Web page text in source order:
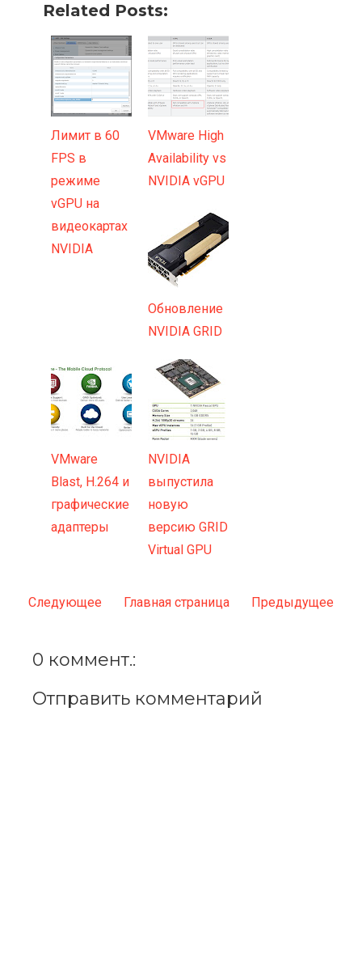
Related Posts:
Лимит в 60
FPS в
режиме
vGPU на
видеокартах
NVIDIA
VMware High
Availability vs
NVIDIA vGPU
Обновление
NVIDIA GRID
VMware
Blast, H.264 и
графические
адаптеры
NVIDIA
выпустила
новую
версию GRID
Virtual GPU
Следующее Предыдущее
Главная страница
0 коммент.:
Отправить комментарий